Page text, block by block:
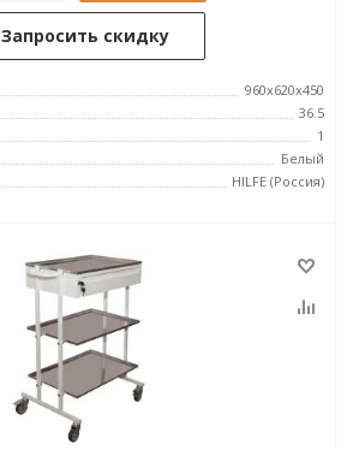
Запросить скидку
960x620x450
36.5
1
Белый
HILFE (Россия)